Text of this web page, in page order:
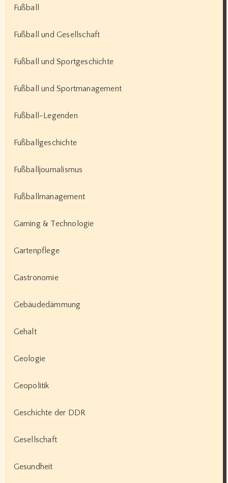
Fußball
Fußball und Gesellschaft
Fußball und Sportgeschichte
Fußball und Sportmanagement
Fußball-Legenden
Fußballgeschichte
Fußballjournalismus
Fußballmanagement
Gaming & Technologie
Gartenpflege
Gastronomie
Gebäudedämmung
Gehalt
Geologie
Geopolitik
Geschichte der DDR
Gesellschaft
Gesundheit